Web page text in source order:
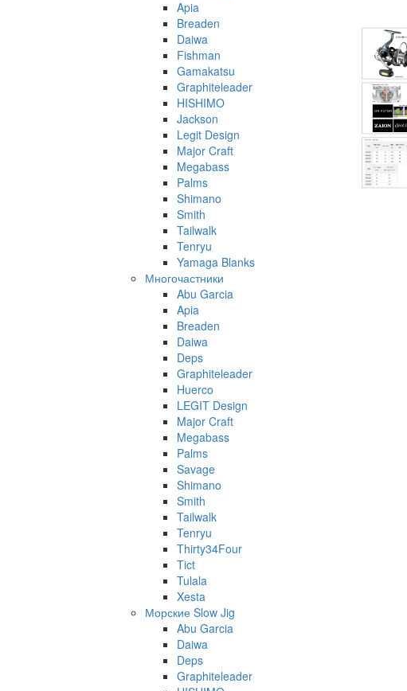
Apia
Breaden
Daiwa
Fishman
Gamakatsu
Graphiteleader
HISHIMO
Jackson
Legit Design
Major Craft
Megabass
Palms
Shimano
Smith
Tailwalk
Tenryu
Yamaga Blanks
Многочастники
Abu Garcia
Apia
Breaden
Daiwa
Deps
Graphiteleader
Huerco
LEGIT Design
Major Craft
Megabass
Palms
Savage
Shimano
Smith
Tailwalk
Tenryu
Thirty34Four
Tict
Tulala
Xesta
Морские Slow Jig
Abu Garcia
Daiwa
Deps
Graphiteleader